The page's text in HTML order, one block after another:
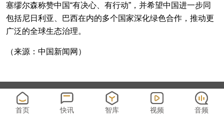
塞缪尔森称赞中国“有决心、有行动”，并希望中国进一步同
包括尼日利亚、巴西在内的多个国家深化绿色合作，推动更
广泛的全球生态治理。
（来源：中国新闻网）
南方财经全媒体集团 版权所有
粤ICP备17098806号
首页 快讯 智库 视频 音频